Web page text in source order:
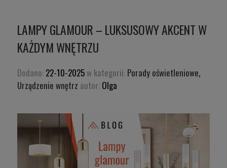
LAMPY GLAMOUR – LUKSUSOWY AKCENT W
KAŻDYM WNĘTRZU
Dodano: 22-10-2025 w kategorii: Porady oświetleniowe,
Urządzenie wnętrz autor: Olga